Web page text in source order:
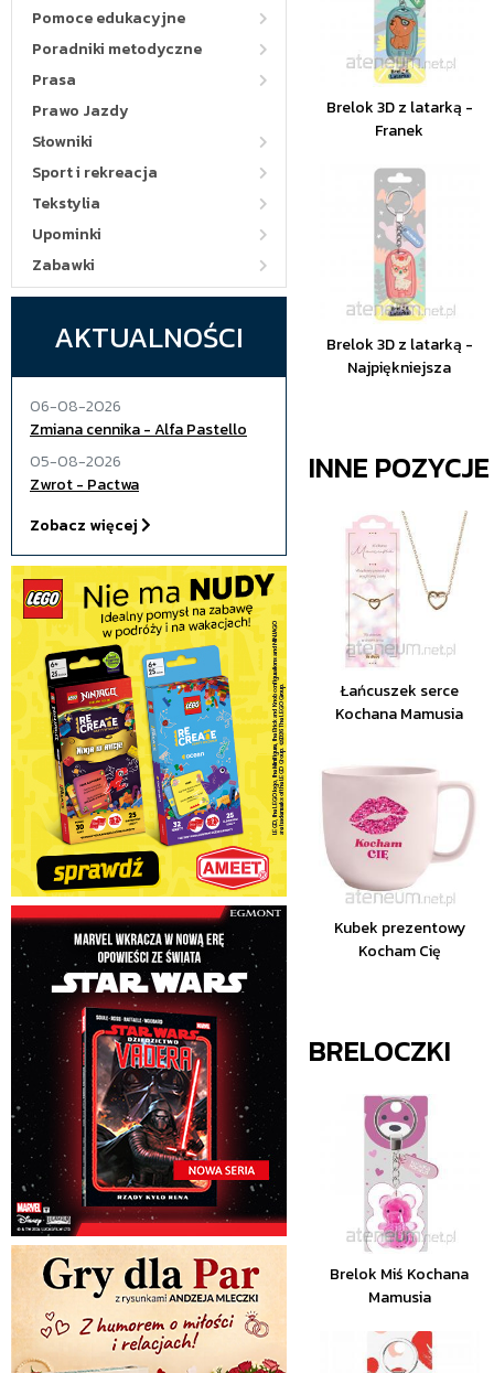
Pomoce edukacyjne
Poradniki metodyczne
Prasa
Prawo Jazdy
Słowniki
Sport i rekreacja
Tekstylia
Upominki
Zabawki
AKTUALNOŚCI
06-08-2026
Zmiana cennika - Alfa Pastello
05-08-2026
Zwrot - Pactwa
Zobacz więcej
Brelok 3D z latarką -
Franek
Brelok 3D z latarką -
Najpiękniejsza
INNE
Łańcuszek serce
Kochana Mamusia
Kubek prezentowy
Kocham Cię
BRELOCZKI
Brelok Miś Kochana
Mamusia